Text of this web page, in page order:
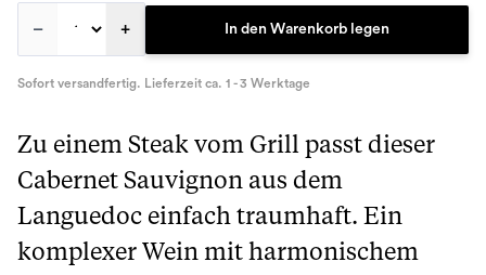
– + In den Warenkorb legen
Sofort versandfertig. Lieferzeit ca. 1 - 3 Werktage
Zu einem Steak vom Grill passt dieser
Cabernet Sauvignon aus dem
Languedoc einfach traumhaft. Ein
komplexer Wein mit harmonischem